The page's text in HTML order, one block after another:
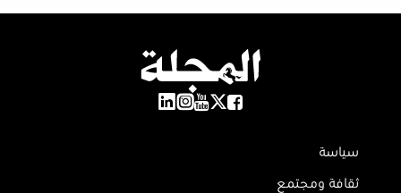
سياسة
ثقافة ومجتمع